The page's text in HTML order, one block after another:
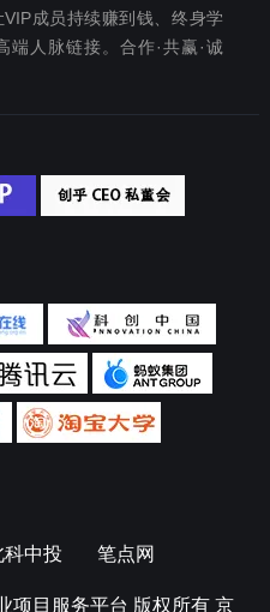
成员持续赚到钱、终身学
端人脉链接。合作·共赢·诚
科中投 笔点网
项目服务平台 版权所有 京